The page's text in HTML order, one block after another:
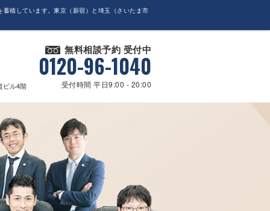
積しています。東京（新宿）と埼玉（さいたま市
ビル4階
無料相談予約 受付中
0120-96-1040
受付時間 平日9:00 - 20:00